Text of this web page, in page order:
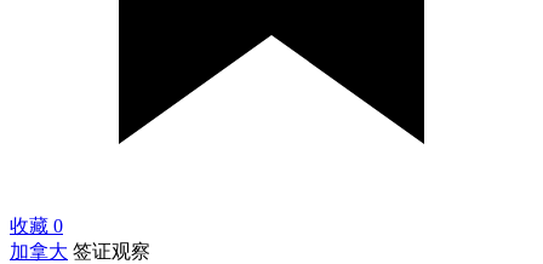
收藏 0
加拿大 签证观察